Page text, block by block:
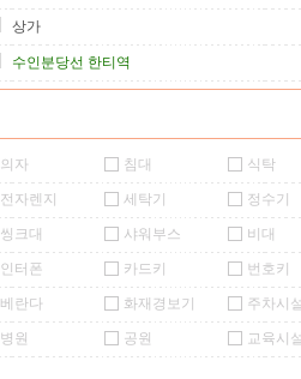
상가
수인분당선 한티역
의자 침대 식탁
전자렌지 세탁기 정수기
씽크대 샤워부스 비대
인터폰 카드키 번호키
베란다 화재경보기 주차시설
병원 공원 교육시설